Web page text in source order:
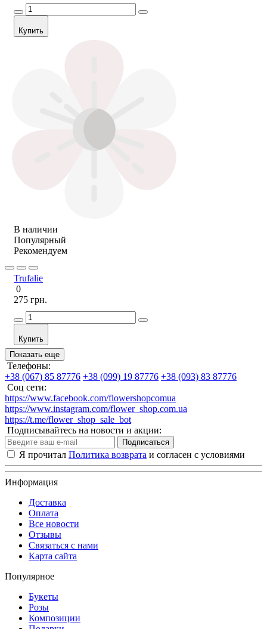
Купить
В наличии
Популярный
Рекомендуем
Trufalie
0
275 грн.
Купить
Показать еще
Телефоны:
+38 (067) 85 87776 +38 (099) 19 87776 +38 (093) 83 87776
Соц сети:
https://www.facebook.com/flowershopcomua
https://www.instagram.com/flower_shop.com.ua
https://t.me/flower_shop_sale_bot
Подписывайтесь на новости и акции:
Подписаться
Я прочитал Политика возврата и согласен с условиями
Информация
Доставка
Оплата
Все новости
Отзывы
Связаться с нами
Карта сайта
Популярное
Букеты
Розы
Композиции